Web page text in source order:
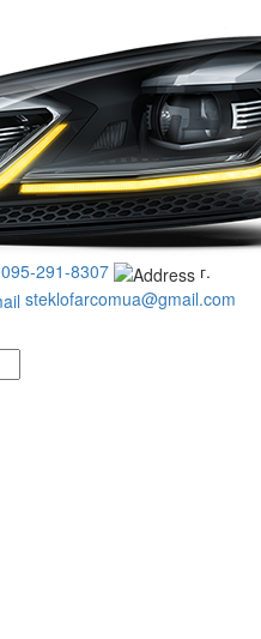
095-291-8307
г.
steklofarcomua@gmail.com